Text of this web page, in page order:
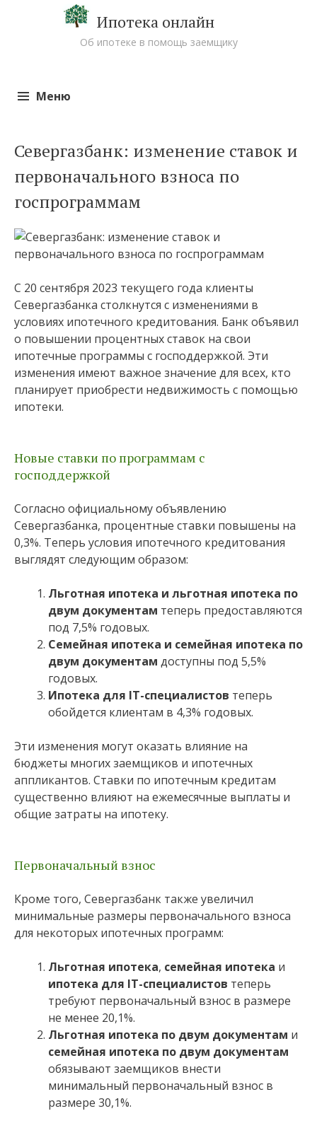
Ипотека онлайн
Об ипотеке в помощь заемщику
Меню
Севергазбанк: изменение ставок и
первоначального взноса по
госпрограммам
С 20 сентября 2023 текущего года клиенты
Севергазбанка столкнутся с изменениями в
условиях ипотечного кредитования. Банк объявил
о повышении процентных ставок на свои
ипотечные программы с господдержкой. Эти
изменения имеют важное значение для всех, кто
планирует приобрести недвижимость с помощью
ипотеки.
Новые ставки по программам с
господдержкой
Согласно официальному объявлению
Севергазбанка, процентные ставки повышены на
0,3%. Теперь условия ипотечного кредитования
выглядят следующим образом:
Льготная ипотека и льготная ипотека по
двум документам теперь предоставляются
под 7,5% годовых.
Семейная ипотека и семейная ипотека по
двум документам доступны под 5,5%
годовых.
Ипотека для IT-специалистов теперь
обойдется клиентам в 4,3% годовых.
Эти изменения могут оказать влияние на
бюджеты многих заемщиков и ипотечных
аппликантов. Ставки по ипотечным кредитам
существенно влияют на ежемесячные выплаты и
общие затраты на ипотеку.
Первоначальный взнос
Кроме того, Севергазбанк также увеличил
минимальные размеры первоначального взноса
для некоторых ипотечных программ:
Льготная ипотека, семейная ипотека и
ипотека для IT-специалистов теперь
требуют первоначальный взнос в размере
не менее 20,1%.
Льготная ипотека по двум документам и
семейная ипотека по двум документам
обязывают заемщиков внести
минимальный первоначальный взнос в
размере 30,1%.